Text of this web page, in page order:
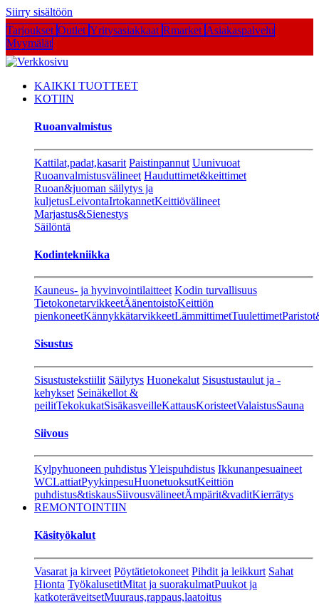
Siirry sisältöön
Tarjoukset Outlet Yritysasiakkaat Rmarket Asiakaspalvelu
Myymälät
KAIKKI TUOTTEET
KOTIIN
Ruoanvalmistus
Kattilat,padat,kasarit Paistinpannut Uunivuoat
Ruoanvalmistusvälineet Hauduttimet&keittimet
Ruoan&juoman säilytys ja
kuljetusLeivontaIrtokannetKeittiövälineet
Marjastus&Sienestys
Säilöntä
Kodintekniikka
Kauneus- ja hyvinvointilaitteet Kodin turvallisuus
TietokonetarvikkeetÄänentoistoKeittiön
pienkoneetKännykkätarvikkeetLämmittimetTuulettimet
Sisustus
Sisustustekstiilit Säilytys Huonekalut Sisustustaulut ja -
kehykset Seinäkellot &
peilitTekokukatSisäkasveilleKattausKoristeetValaistusSauna
Siivous
Kylpyhuoneen puhdistusYleispuhdistus Ikkunanpesuaineet
WCLattiatPyykinpesuHuonetuoksutKeittiön
puhdistus&tiskausSiivousvälineetÄmpärit&vaditKierrätys
REMONTOINTIIN
Käsityökalut
Vasarat ja kirveet Pöytätietokoneet Pihdit ja leikkurt Sahat
Hionta TyökalusetitMitat ja suorakulmatPuukot ja
katkoteräveitsetMuuraus,rappaus,laatoitus